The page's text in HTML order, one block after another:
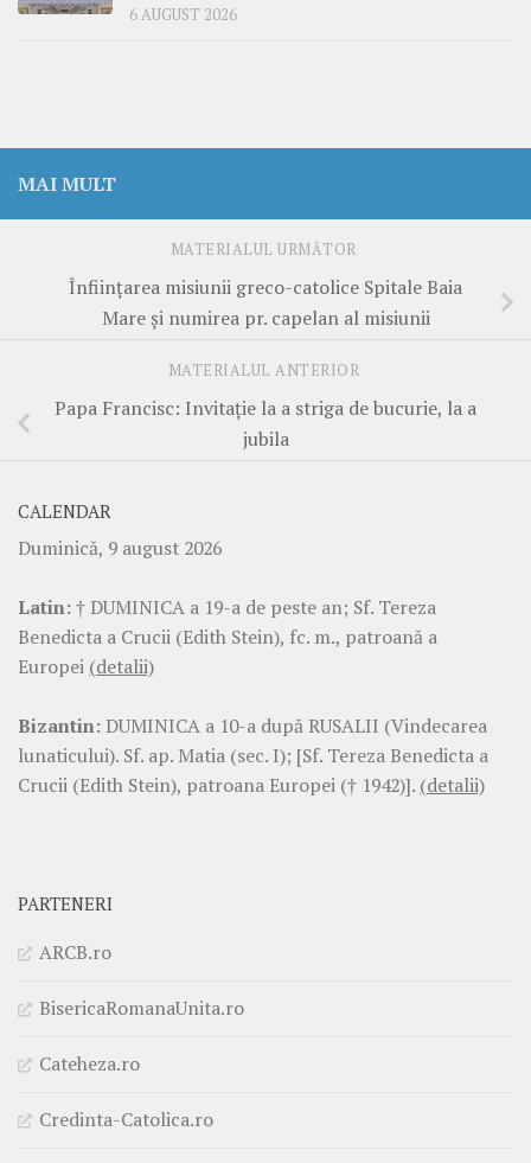
6 AUGUST 2026
MAI MULT
MATERIALUL URMĂTOR
Înființarea misiunii greco-catolice Spitale Baia
Mare și numirea pr. capelan al misiunii
MATERIALUL ANTERIOR
Papa Francisc: Invitație la a striga de bucurie, la a
jubila
CALENDAR
Duminică, 9 august 2026
Latin:† DUMINICA a 19-a de peste an; Sf. Tereza
Benedicta a Crucii (Edith Stein), fc. m., patroană a
Europei (detalii)
Bizantin: DUMINICA a 10-a după RUSALII (Vindecarea
lunaticului). Sf. ap. Matia (sec. I); [Sf. Tereza Benedicta a
Crucii (Edith Stein), patroana Europei († 1942)]. (detalii)
PARTENERI
ARCB.ro
BisericaRomanaUnita.ro
Cateheza.ro
Credinta-Catolica.ro